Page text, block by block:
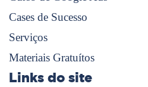
Cases de Sucesso
Serviços
Materiais Gratuítos
Links do site